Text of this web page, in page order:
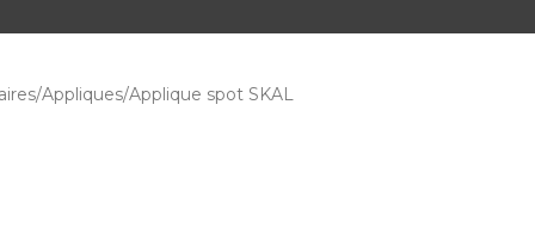
Appliques Applique spot SKAL